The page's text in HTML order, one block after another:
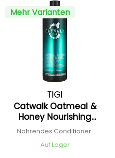
Mehr Varianten
TIGI
Catwalk Oatmeal &
Honey Nourishing
Conditioner
Nährendes Conditioner
Auf Lager